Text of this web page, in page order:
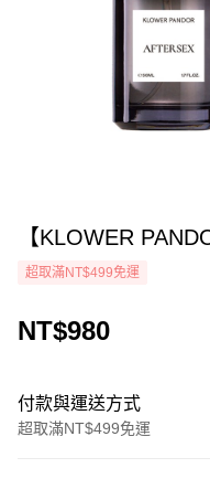
【KLOWER
超取滿NT$499免運
NT$980
付款與運送方式
超取滿NT$499免運